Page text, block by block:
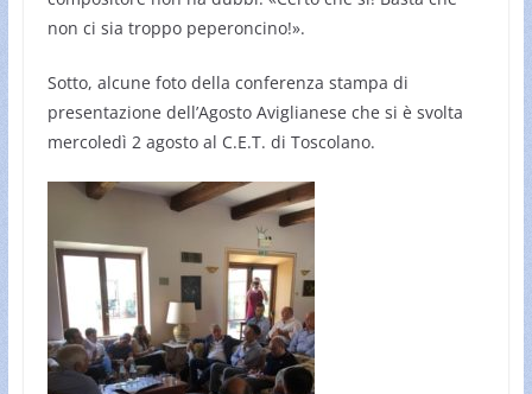
non ci sia troppo peperoncino!».
Sotto, alcune foto della conferenza stampa di
presentazione dell’Agosto Aviglianese che si è svolta
mercoledì 2 agosto al C.E.T. di Toscolano.